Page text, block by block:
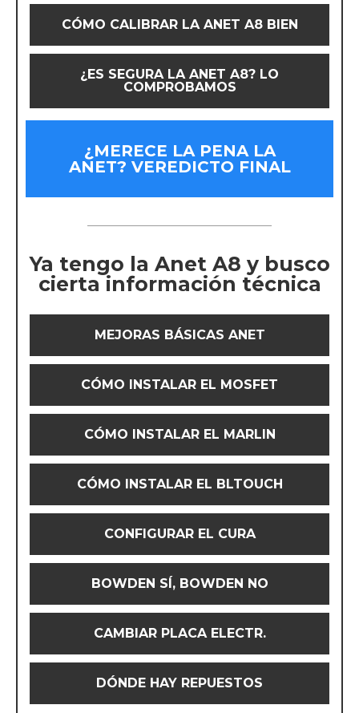
CÓMO CALIBRAR LA ANET A8 BIEN
¿ES SEGURA LA ANET A8? LO
COMPROBAMOS
¿MERECE LA PENA LA
ANET? VEREDICTO FINAL
Ya tengo la Anet A8 y busco
cierta información técnica
MEJORAS BÁSICAS ANET
CÓMO INSTALAR EL MOSFET
CÓMO INSTALAR EL MARLIN
CÓMO INSTALAR EL BLTOUCH
CONFIGURAR EL CURA
BOWDEN SÍ, BOWDEN NO
CAMBIAR PLACA ELECTR.
DÓNDE HAY REPUESTOS